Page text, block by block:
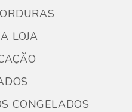
LOJA
CONGELADOS